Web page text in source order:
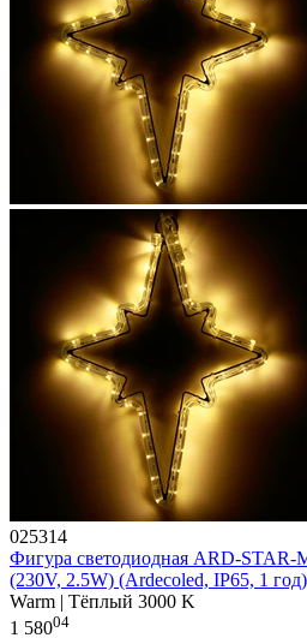
025314
Фигура cветодиодная ARD-STAR-
(230V, 2.5W) (Ardecoled, IP65, 1 год)
Warm | Тёплый 3000 K
1 58004